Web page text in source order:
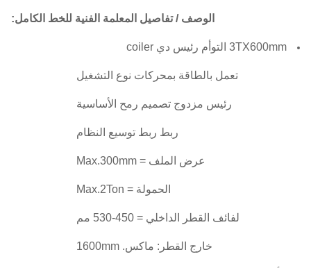
الوصف / تفاصيل المعلمة الفنية للخط الكامل:
3TX600mm التوأم رئيس دي coiler
تعمل بالطاقة بمحركات نوع التشغيل
رئيس مزدوج تصميم رمح الأساسية
ربط ربط توسيع النظام
عرض الملف = Max.300mm
الحمولة = Max.2Ton
لفائف القطر الداخلي = 450-530 مم
خارج القطر: ماكس. 1600mm